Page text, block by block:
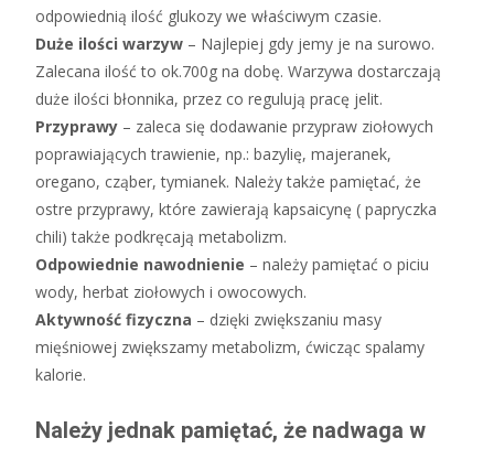
odpowiednią ilość glukozy we właściwym czasie.
Duże ilości warzyw – Najlepiej gdy jemy je na surowo.
Zalecana ilość to ok.700g na dobę. Warzywa dostarczają
duże ilości błonnika, przez co regulują pracę jelit.
Przyprawy – zaleca się dodawanie przypraw ziołowych
poprawiających trawienie, np.: bazylię, majeranek,
oregano, cząber, tymianek. Należy także pamiętać, że
ostre przyprawy, które zawierają kapsaicynę ( papryczka
chili) także podkręcają metabolizm.
Odpowiednie nawodnienie – należy pamiętać o piciu
wody, herbat ziołowych i owocowych.
Aktywność fizyczna – dzięki zwiększaniu masy
mięśniowej zwiększamy metabolizm, ćwicząc spalamy
kalorie.
Należy jednak pamiętać, że nadwaga w